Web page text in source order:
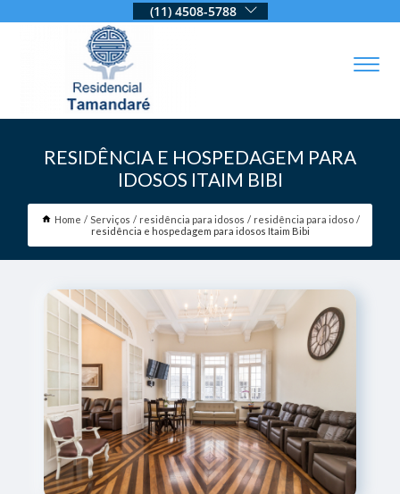
(11) 4508-5788
RESIDÊNCIA E HOSPEDAGEM PARA
IDOSOS ITAIM BIBI
Home Serviços residência para idosos
residência para idoso
residência e hospedagem para idosos Itaim Bibi